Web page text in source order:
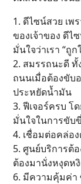
1. ดีไซน์สวย เ
ของเจ้าของ ดีไ
มั่นใจว่าเรา “ถู
2. สมรรถนะดี ทั้
ถนนเมื่อต้องขับ
ประหยัดน้ำมัน
3. ฟีเจอร์ครบ โ
มั่นใจในการขับขี่
4. เชื่อมต่อคล่อ
5. ศูนย์บริการต้
ต้องมานั่งหงุดห
6. มีความคุ้มค่า